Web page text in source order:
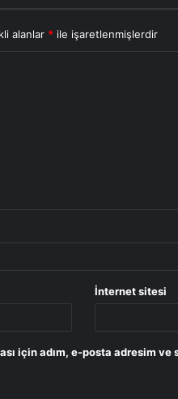
alanlar * ile işaretlenmişlerdir
İnternet sitesi
için adım, e-posta adresim ve